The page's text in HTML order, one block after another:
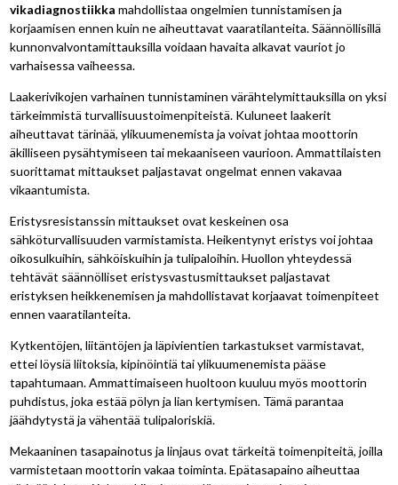
vikadiagnostiikka mahdollistaa ongelmien tunnistamisen ja
korjaamisen ennen kuin ne aiheuttavat vaaratilanteita. Säännöllisillä
kunnonvalvontamittauksilla voidaan havaita alkavat vauriot jo
varhaisessa vaiheessa.
Laakerivikojen varhainen tunnistaminen värähtelymittauksilla on yksi
tärkeimmistä turvallisuustoimenpiteistä. Kuluneet laakerit
aiheuttavat tärinää, ylikuumenemista ja voivat johtaa moottorin
äkilliseen pysähtymiseen tai mekaaniseen vaurioon. Ammattilaisten
suorittamat mittaukset paljastavat ongelmat ennen vakavaa
vikaantumista.
Eristysresistanssin mittaukset ovat keskeinen osa
sähköturvallisuuden varmistamista. Heikentynyt eristys voi johtaa
oikosulkuihin, sähköiskuihin ja tulipaloihin. Huollon yhteydessä
tehtävät säännölliset eristysvastusmittaukset paljastavat
eristyksen heikkenemisen ja mahdollistavat korjaavat toimenpiteet
ennen vaaratilanteita.
Kytkentöjen, liitäntöjen ja läpivientien tarkastukset varmistavat,
ettei löysiä liitoksia, kipinöintiä tai ylikuumenemista pääse
tapahtumaan. Ammattimaiseen huoltoon kuuluu myös moottorin
puhdistus, joka estää pölyn ja lian kertymisen. Tämä parantaa
jäähdytystä ja vähentää tulipaloriskiä.
Mekaaninen tasapainotus ja linjaus ovat tärkeitä toimenpiteitä, joilla
varmistetaan moottorin vakaa toiminta. Epätasapaino aiheuttaa